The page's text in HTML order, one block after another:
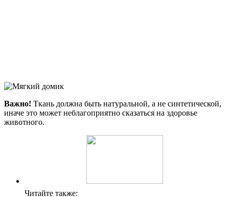
Важно! Ткань должна быть натуральной, а не синтетической,
иначе это может неблагоприятно сказаться на здоровье
животного.
Читайте также: